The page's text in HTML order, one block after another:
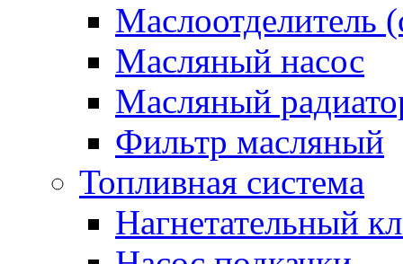
Маслоотделитель
Масляный насос
Масляный
Фильтр масляный
Топливная система
Нагнетательный